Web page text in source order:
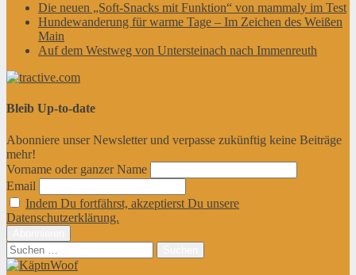
Die neuen „Soft-Snacks mit Funktion“ von mammaly im Test
Hundewanderung für warme Tage – Im Zeichen des Weißen
Main
Auf dem Westweg von Untersteinach nach Immenreuth
Bleib Up-to-date
Abonniere unser Newsletter und verpasse zukünftig keine Beiträge
mehr!
Vorname oder ganzer Name
Email
Indem Du fortfährst, akzeptierst Du unsere
Datenschutzerklärung.
Suchen
nach: